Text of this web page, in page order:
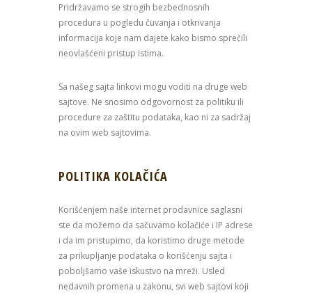
Pridržavamo se strogih bezbednosnih
procedura u pogledu čuvanja i otkrivanja
informacija koje nam dajete kako bismo sprečili
neovlašćeni pristup istima.
Sa našeg sajta linkovi mogu voditi na druge web
sajtove. Ne snosimo odgovornost za politiku ili
procedure za zaštitu podataka, kao ni za sadržaj
na ovim web sajtovima.
POLITIKA KOLAČIĆA
Korišćenjem naše internet prodavnice saglasni
ste da možemo da sačuvamo kolačiće i IP adrese
i da im pristupimo, da koristimo druge metode
za prikupljanje podataka o korišćenju sajta i
poboljšamo vaše iskustvo na mreži. Usled
nedavnih promena u zakonu, svi web sajtovi koji